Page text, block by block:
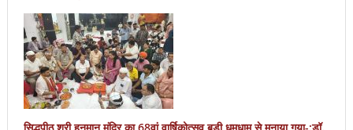
सिद्धपीठ श्री हनुमान मंदिर का 68वां वार्षिकोत्सव बड़ी धूमधाम से मनाया गया-:डॉ.